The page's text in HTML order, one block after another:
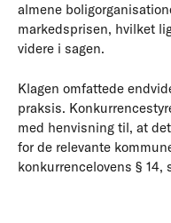
almene
markedsprisen, hvilket
videre i sagen.
Klagen omfattede
praksis.
med henvisning til, at
for de relevante
konkurrencelovens § 14,